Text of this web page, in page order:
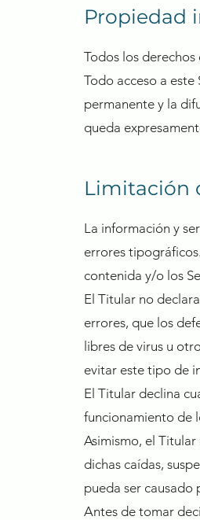
Propiedad
Todos los derechos
Todo acceso a
permanente y la
queda
Limitación
La información y
errores
contenida y/o los
El Titular no
errores, que los
libres de virus u
evitar este tipo de
El Titular declina
funcionamiento de
Asimismo, el
dichas caídas,
pueda ser causado
Antes de tomar